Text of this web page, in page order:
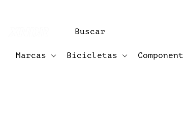
Marcas Bicicletas